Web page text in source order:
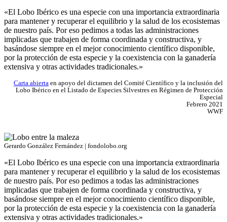
«El Lobo Ibérico es una especie con una importancia extraordinaria
para mantener y recuperar el equilibrio y la salud de los ecosistemas
de nuestro país. Por eso pedimos a todas las administraciones
implicadas que trabajen de forma coordinada y constructiva, y
basándose siempre en el mejor conocimiento científico disponible,
por la protección de esta especie y la coexistencia con la ganadería
extensiva y otras actividades tradicionales.»
Carta abierta en apoyo del dictamen del Comité Científico y la inclusión del
Lobo Ibérico en el Listado de Especies Silvestres en Régimen de Protección
Especial
Febrero 2021
WWF
Gerardo González Fernández | fondolobo.org
«El Lobo Ibérico es una especie con una importancia extraordinaria
para mantener y recuperar el equilibrio y la salud de los ecosistemas
de nuestro país. Por eso pedimos a todas las administraciones
implicadas que trabajen de forma coordinada y constructiva, y
basándose siempre en el mejor conocimiento científico disponible,
por la protección de esta especie y la coexistencia con la ganadería
extensiva y otras actividades tradicionales.»